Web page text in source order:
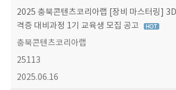
2025 충북콘텐츠코리아랩 [장비 마스터링]
격증 대비과정 1기 교육생 모집 공고
충북콘텐츠코리아랩
25113
2025.06.16